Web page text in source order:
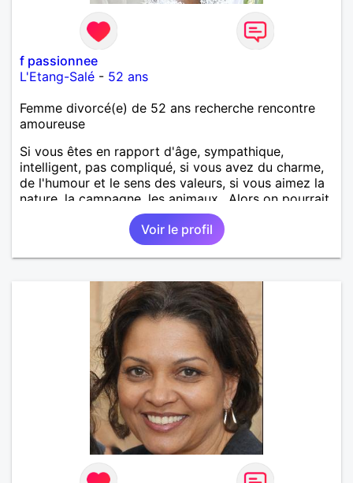
f passionnee
L'Etang-Salé - 52 ans
Femme divorcé(e) de 52 ans recherche rencontre
amoureuse
Si vous êtes en rapport d'âge, sympathique,
intelligent, pas compliqué, si vous avez du charme,
de l'humour et le sens des valeurs, si vous aimez la
nature, la campagne, les animaux.. Alors on pourrait
s'entendre, du coup n'hésitez pas à me contacter.
Voir le profil